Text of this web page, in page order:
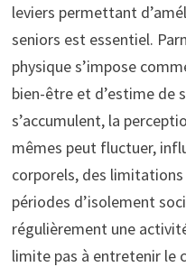
leviers permettant
seniors est essentiel.
physique s’impose
bien-être et d’estime de
s’accumulent, la
mêmes peut fluctuer,
corporels, des
périodes d’isolement
régulièrement une
limite pas à entretenir le